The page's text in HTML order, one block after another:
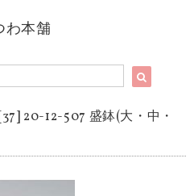
わ本舗
20-12-507 盛鉢(大・中・